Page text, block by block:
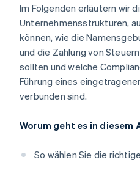
Im Folgenden erläutern wir
Unternehmensstrukturen,
können, wie die
und die Zahlung von
sollten und welche
Führung eines
verbunden sind.
Worum geht es in diesem
So wählen Sie die